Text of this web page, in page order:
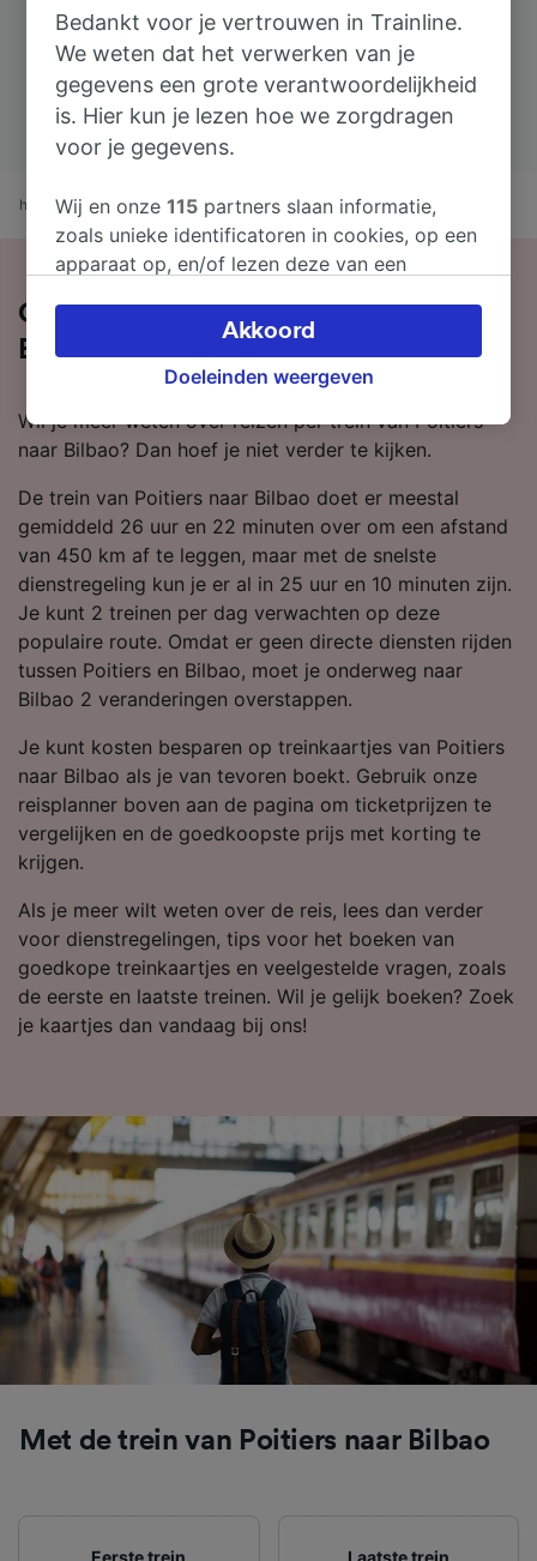
home treintijden Poitiers naar Bilbao
Over de treinreis van Poitiers naar
Bilbao
Wil je meer weten over reizen per trein van Poitiers
naar Bilbao? Dan hoef je niet verder te kijken.
De trein van Poitiers naar Bilbao doet er meestal
gemiddeld 26 uur en 22 minuten over om een afstand
van 450 km af te leggen, maar met de snelste
dienstregeling kun je er al in 25 uur en 10 minuten zijn.
Je kunt 2 treinen per dag verwachten op deze
populaire route. Omdat er geen directe diensten rijden
tussen Poitiers en Bilbao, moet je onderweg naar
Bilbao 2 veranderingen overstappen.
Je kunt kosten besparen op treinkaartjes van Poitiers
naar Bilbao als je van tevoren boekt. Gebruik onze
reisplanner boven aan de pagina om ticketprijzen te
vergelijken en de goedkoopste prijs met korting te
krijgen.
Als je meer wilt weten over de reis, lees dan verder
voor dienstregelingen, tips voor het boeken van
goedkope treinkaartjes en veelgestelde vragen, zoals
de eerste en laatste treinen. Wil je gelijk boeken? Zoek
je kaartjes dan vandaag bij ons!
Met de trein van Poitiers naar Bilbao
Bedankt voor je vertrouwen in Trainline.
We weten dat het verwerken van je
gegevens een grote verantwoordelijkheid
is. Hier kun je lezen hoe we zorgdragen
voor je gegevens.
Wij en onze115 partners slaan informatie,
zoals unieke identificatoren in cookies, op een
apparaat op, en/of lezen deze van een
verwerken. Je kunt je instellingen bevestigen
of wijzigen door hieronder te klikken.
Daaronder valt ook je recht om bezwaar te
verwerking een beroep op gerechtvaardigd
belangen wordt gemaakt. Je kunt deze
instellingen op elk moment wijzigen op de
pagina met onze privacyverklaring. Deze
keuzes worden aan onze partners
doorgegeven en hebben geen invloed op
browsegegevens. Je gegevens worden niet
gebruikt voor tracking als je ons hebt
gevraagd om je niet te volgen.
Wij en onze partners verwerken gegevens
voor de volgende doeleinden:
Precieze geolocatiegegevens gebruiken. De
apparaatkenmerken actief scannen ter
identificatie. Informatie op een apparaat
opslaan en/of openen. Gepersonaliseerde
advertenties en content, advertentie- en
ontwikkeling van diensten.
Partnerlijst (derden)
Doeleinden weergeven
Akkoord